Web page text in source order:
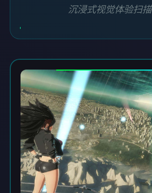
沉浸式视觉体验扫描